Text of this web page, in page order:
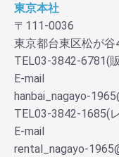
東京本社
〒111-0036
東京都台東区松が谷
TEL03-3842-6781(
E-mail
hanbai_nagayo-
TEL03-3842-1685(
E-mail
rental_nagayo-